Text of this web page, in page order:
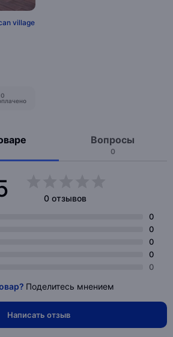
village
Вопросы
0
0 отзывов
0
0
0
0
0
Поделитесь мнением
Написать отзыв